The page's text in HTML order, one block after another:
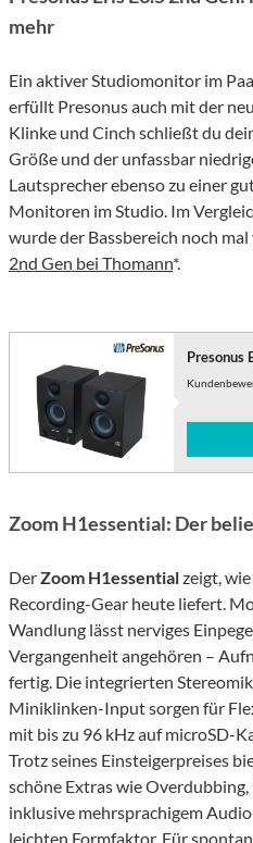
mehr
Ein aktiver Studiomonitor im
erfüllt Presonus auch mit der
Klinke und Cinch schließt du
Größe und der unfassbar
Lautsprecher ebenso zu einer
Monitoren im Studio. Im
wurde der Bassbereich noch
2nd Gen bei Thomann*.
Presonus
Zoom H1essential: Der
DerZoom H1essentialzeigt,
Recording-Gear heute liefert.
Wandlung lässt nerviges
Vergangenheit angehören –
fertig. Die integrierten
Miniklinken-Input sorgen für
mit bis zu 96 kHz auf microSD-
Trotz seines Einsteigerpreises
schöne Extras wie
inklusive mehrsprachigem
leichten Formfaktor. Für